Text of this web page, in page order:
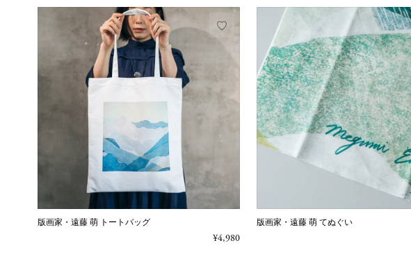
版画家・遠藤 萌 トートバッグ
¥4,980
版画家・遠藤 萌 てぬぐい